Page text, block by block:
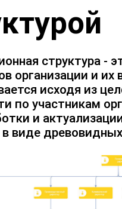
структура -
организации и их
исходя из
по участникам
и
виде